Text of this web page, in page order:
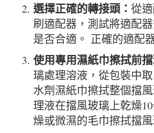
選擇正確的轉接頭： 從
刷適配器，測試將適配
是否合適。 正確的適配
使用專用濕紙巾擦拭前擋
璃處理溶液，從包裝中
水劑濕紙巾擦拭整個擋
理液在擋風玻璃上乾燥
燥或微濕的毛巾擦拭擋風